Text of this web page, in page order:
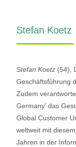
Stefan Koetz
Stefan Koetz(54),
Geschäftsführung
Zudem
Germany' das
Global Customer
weltweit mit diesem
Jahren in der